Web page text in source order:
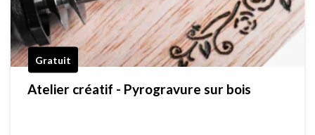
Gratuit
Atelier créatif - Pyrogravure sur bois